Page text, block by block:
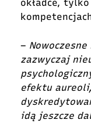
okładce,
–
zazwyczaj
efektu
idą jeszcze